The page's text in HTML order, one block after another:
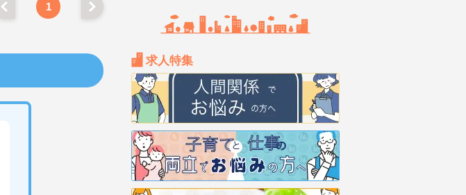
求人特集
1